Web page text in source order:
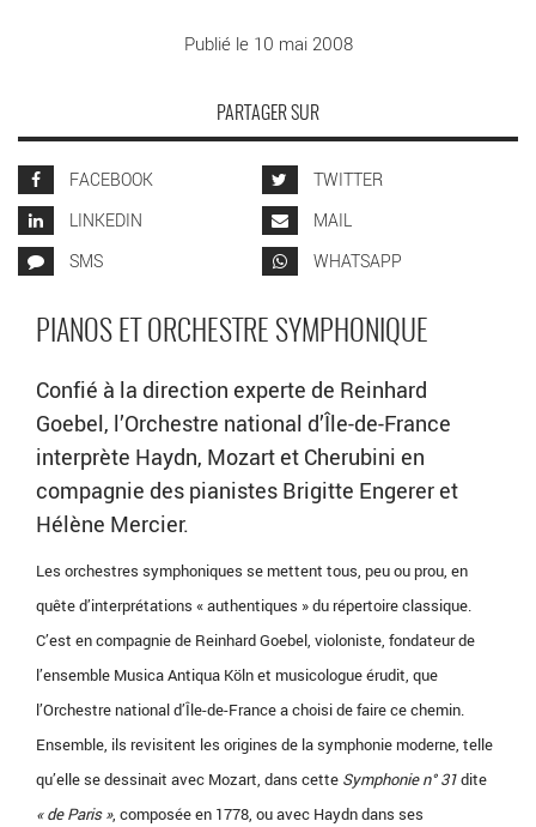
Publié le 10 mai 2008
PARTAGER SUR
FACEBOOK
TWITTER
LINKEDIN
MAIL
SMS
WHATSAPP
PIANOS ET ORCHESTRE SYMPHONIQUE
Confié à la direction experte de Reinhard
Goebel, l’Orchestre national d’Île-de-France
interprète Haydn, Mozart et Cherubini en
compagnie des pianistes Brigitte Engerer et
Hélène Mercier.
Les orchestres symphoniques se mettent tous, peu ou prou, en
quête d’interprétations « authentiques » du répertoire classique.
C’est en compagnie de Reinhard Goebel, violoniste, fondateur de
l’ensemble Musica Antiqua Köln et musicologue érudit, que
l’Orchestre national d’Île-de-France a choisi de faire ce chemin.
Ensemble, ils revisitent les origines de la symphonie moderne, telle
qu’elle se dessinait avec Mozart, dans cette Symphonie n° 31dite
« de Paris », composée en 1778, ou avec Haydn dans ses